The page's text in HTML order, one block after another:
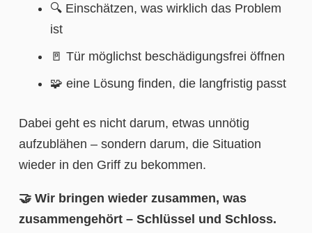
🔍 Einschätzen, was wirklich das Problem
ist
🚪 Tür möglichst beschädigungsfrei öffnen
🧩 eine Lösung finden, die langfristig passt
Dabei geht es nicht darum, etwas unnötig
aufzublähen – sondern darum, die Situation
wieder in den Griff zu bekommen.
🤝 Wir bringen wieder zusammen, was
zusammengehört – Schlüssel und Schloss.